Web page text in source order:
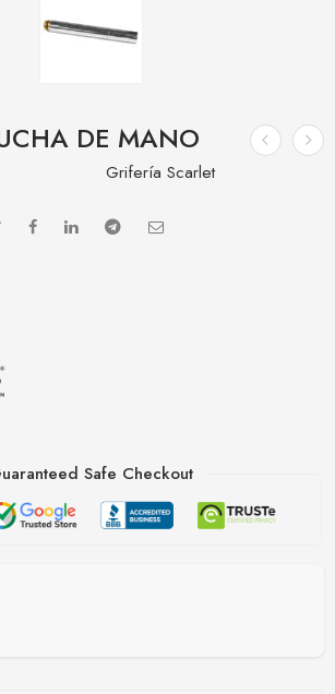
DE MANO
Grifería Scarlet
Safe Checkout